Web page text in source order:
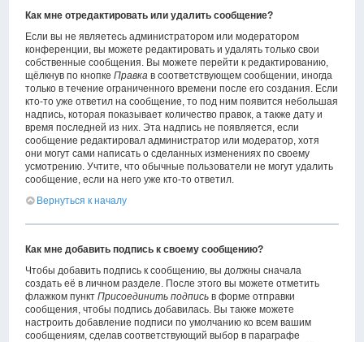
Как мне отредактировать или удалить сообщение?
Если вы не являетесь администратором или модератором
конференции, вы можете редактировать и удалять только свои
собственные сообщения. Вы можете перейти к редактированию,
щёлкнув по кнопкеПравка в соответствующем сообщении, иногда
только в течение ограниченного времени после его создания. Если
кто-то уже ответил на сообщение, то под ним появится небольшая
надпись, которая показывает количество правок, а также дату и
время последней из них. Эта надпись не появляется, если
сообщение редактировал администратор или модератор, хотя
они могут сами написать о сделанных изменениях по своему
усмотрению. Учтите, что обычные пользователи не могут удалить
сообщение, если на него уже кто-то ответил.
Вернуться к началу
Как мне добавить подпись к своему сообщению?
Чтобы добавить подпись к сообщению, вы должны сначала
создать её в личном разделе. После этого вы можете отметить
флажком пунктПрисоединить подпись в форме отправки
сообщения, чтобы подпись добавилась. Вы также можете
настроить добавление подписи по умолчанию ко всем вашим
сообщениям, сделав соответствующий выбор в параграфе